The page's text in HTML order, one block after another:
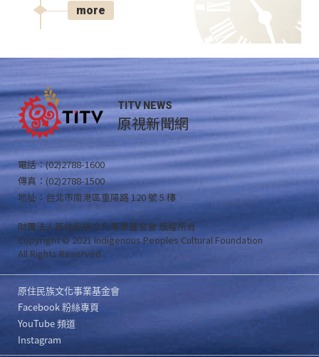
more
TITV NEWS
原視新聞網
電話：(02)2788-1600
傳真：(02)2788-1500
地址：台北市南港區重陽路 120 號 5 樓
財團法人原住民族文化事業基金會 版權所有
Copyright © 2021 Indigenous Peoples Cultural Foundation
All Rights Reserved .
原住民族文化事業基金會
Facebook 粉絲專頁
YouTube 頻道
Instagram